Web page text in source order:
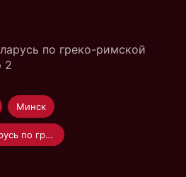
по греко-римской
2
Минск
Кубок Республики Беларусь по греко-римской борьбе 2021